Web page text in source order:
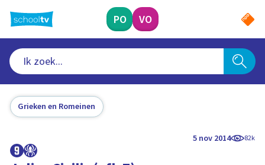
naar
hoofdinhoud
PO VO
Grieken en Romeinen
5 nov 2014 82k